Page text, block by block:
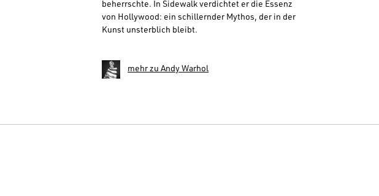
beherrschte. In Sidewalk verdichtet er die Essenz
von Hollywood: ein schillernder Mythos, der in der
Kunst unsterblich bleibt.
mehr zu Andy Warhol